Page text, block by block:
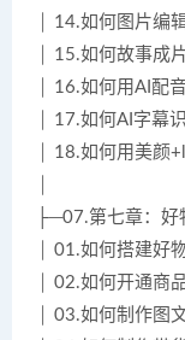
│ 14.如何图片编
│ 15.如何故事成
│ 16.如何用AI配
│ 17.如何AI字幕
│ 18.如何用美颜
├─07.第七章：好
│ 01.如何搭建好
│ 02.如何开通商
│ 03.如何制作图